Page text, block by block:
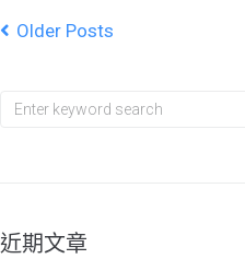
Older Posts
近期文章